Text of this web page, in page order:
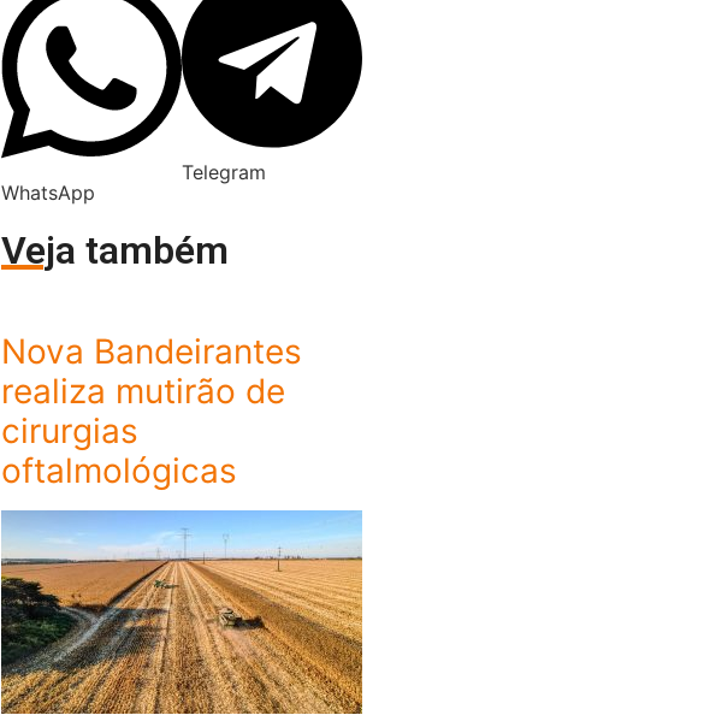
WhatsApp
Telegram
Veja também
Nova Bandeirantes
realiza mutirão de
cirurgias
oftalmológicas